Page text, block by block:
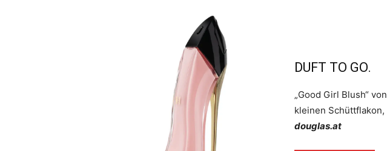
DUFT TO GO.
„Good Girl Blush“
kleinen
douglas.at